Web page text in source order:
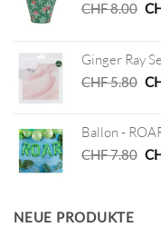
CHF8.00
Ginger Ray
CHF5.80
Ballon -
CHF7.80
NEUE PRODUKTE